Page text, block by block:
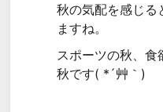
秋の気配を感じる
ますね。
スポーツの秋、
秋です( *´艸｀)